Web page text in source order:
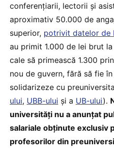
conferențiarii, lectorii și
aproximativ 50.000 de
superior, potrivit datelor de
au primit 1.000 de lei brut
cale să primească 1.300
nou de guvern, fără să fie
solidarizeze cu
ului, UBB-ului și a UB-ului).
universități nu a anunțat
salariale obținute exclusiv
profesorilor din